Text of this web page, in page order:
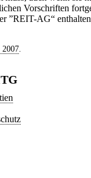
Vorschriften
”REIT-AG“
2007.